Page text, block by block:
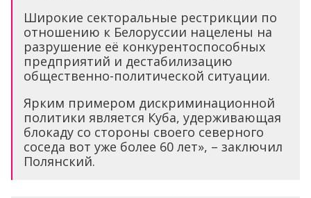
Широкие секторальные рестрикции по
отношению к Белоруссии нацелены на
разрушение её конкурентоспособных
предприятий и дестабилизацию
общественно-политической ситуации.
Ярким примером дискриминационной
политики является Куба, удерживающая
блокаду со стороны своего северного
соседа вот уже более 60 лет», – заключил
Полянский.